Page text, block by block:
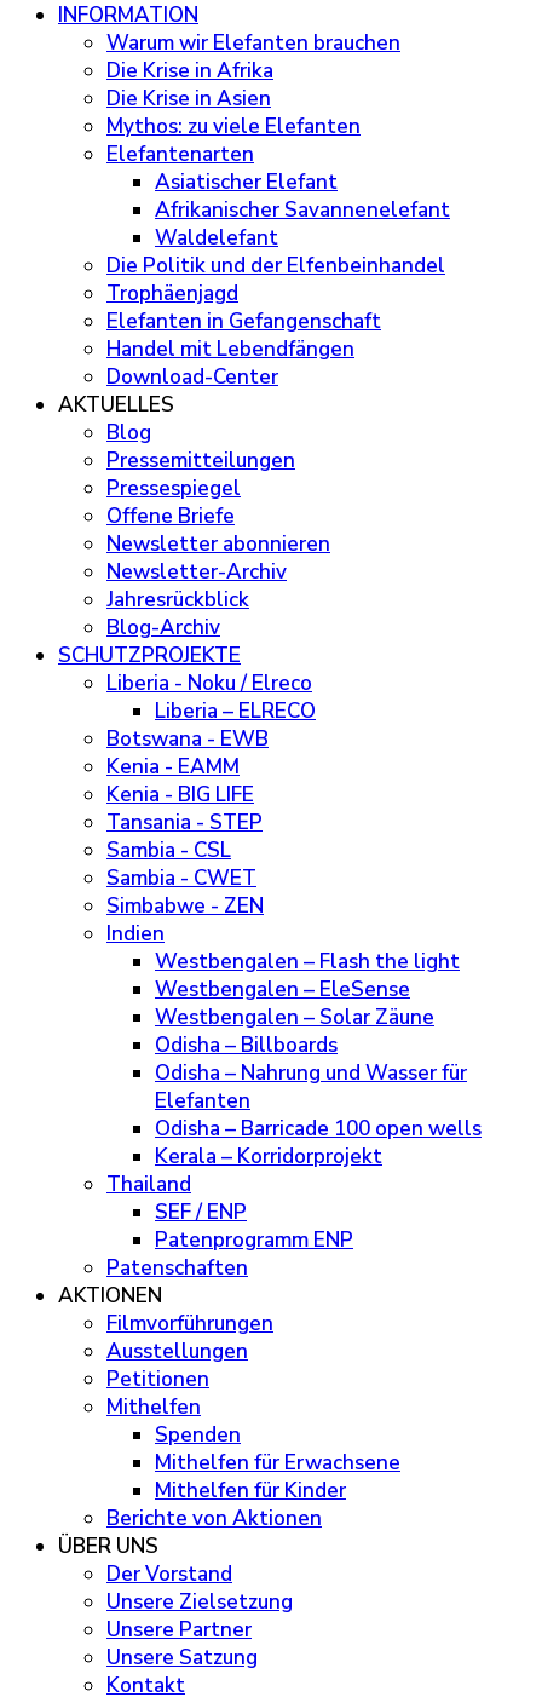
INFORMATION
Warum wir Elefanten brauchen
Die Krise in Afrika
Die Krise in Asien
Mythos: zu viele Elefanten
Elefantenarten
Asiatischer Elefant
Afrikanischer Savannenelefant
Waldelefant
Die Politik und der Elfenbeinhandel
Trophäenjagd
Elefanten in Gefangenschaft
Handel mit Lebendfängen
Download-Center
AKTUELLES
Blog
Pressemitteilungen
Pressespiegel
Offene Briefe
Newsletter abonnieren
Newsletter-Archiv
Jahresrückblick
Blog-Archiv
SCHUTZPROJEKTE
Liberia - Noku / Elreco
Liberia – ELRECO
Botswana - EWB
Kenia - EAMM
Kenia - BIG LIFE
Tansania - STEP
Sambia - CSL
Sambia - CWET
Simbabwe - ZEN
Indien
Westbengalen – Flash the light
Westbengalen – EleSense
Westbengalen – Solar Zäune
Odisha – Billboards
Odisha – Nahrung und Wasser für
Elefanten
Odisha – Barricade 100 open wells
Kerala – Korridorprojekt
Thailand
SEF / ENP
Patenprogramm ENP
Patenschaften
AKTIONEN
Filmvorführungen
Ausstellungen
Petitionen
Mithelfen
Spenden
Mithelfen für Erwachsene
Mithelfen für Kinder
Berichte von Aktionen
ÜBER UNS
Der Vorstand
Unsere Zielsetzung
Unsere Partner
Unsere Satzung
Kontakt